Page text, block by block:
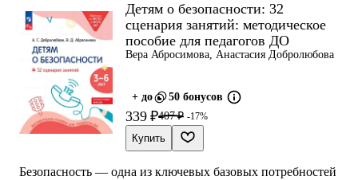
Детям о безопасности: 32
сценария занятий: методическое
пособие для педагогов ДО
Вера Абросимова, Анастасия Добролюбова
+ до 50 бонусов
339 ₽407 ₽ -17%
Купить
Безопасность — одна из ключевых базовых потребностей